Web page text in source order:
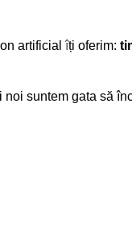
artificial îți oferim:
suntem gata să